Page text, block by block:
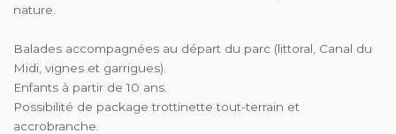
nature.
Balades accompagnées au départ du parc (littoral, Canal du
Midi, vignes et garrigues).
Enfants à partir de 10 ans.
Possibilité de package trottinette tout-terrain et
accrobranche.